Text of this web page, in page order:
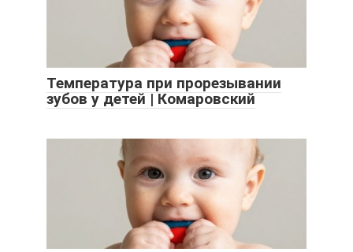
Температура при прорезывании
зубов у детей | Комаровский